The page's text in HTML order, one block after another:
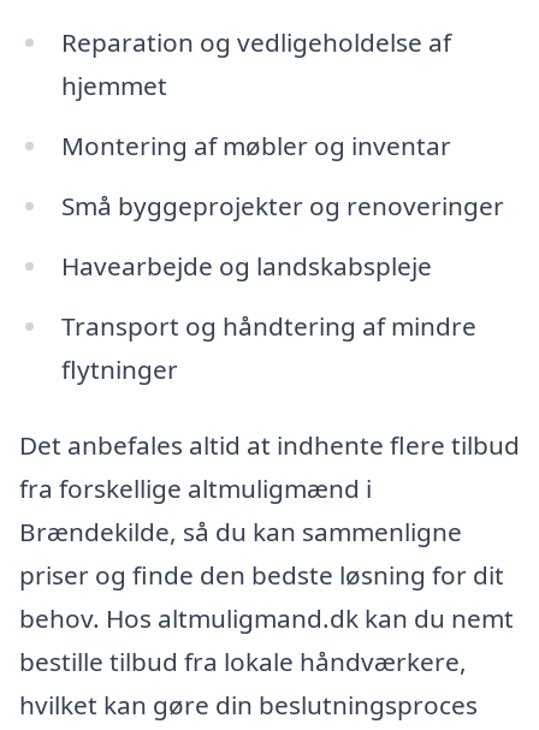
Reparation og vedligeholdelse af
hjemmet
Montering af møbler og inventar
Små byggeprojekter og renoveringer
Havearbejde og landskabspleje
Transport og håndtering af mindre
flytninger
Det anbefales altid at indhente flere tilbud
fra forskellige altmuligmænd i
Brændekilde, så du kan sammenligne
priser og finde den bedste løsning for dit
behov. Hos altmuligmand.dk kan du nemt
bestille tilbud fra lokale håndværkere,
hvilket kan gøre din beslutningsproces